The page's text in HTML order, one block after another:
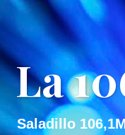
La
Saladillo